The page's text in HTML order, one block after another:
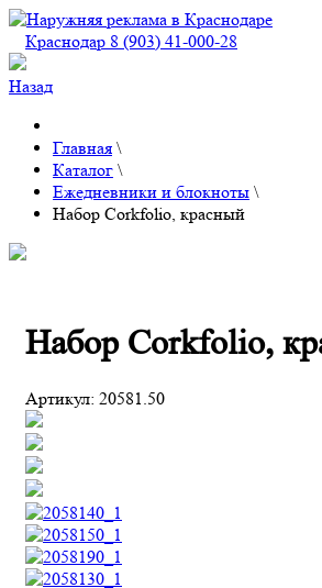
Краснодар 8 (903) 41-000-28
Назад
Главная \
Каталог \
Ежедневники и блокноты \
Набор Corkfolio, красный
Набор Corkfolio,
Артикул: 20581.50